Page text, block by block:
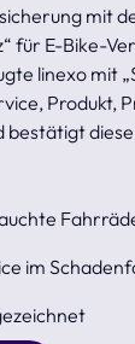
mit
für E-Bike-
linexo mit
Produkt,
bestätigt
im